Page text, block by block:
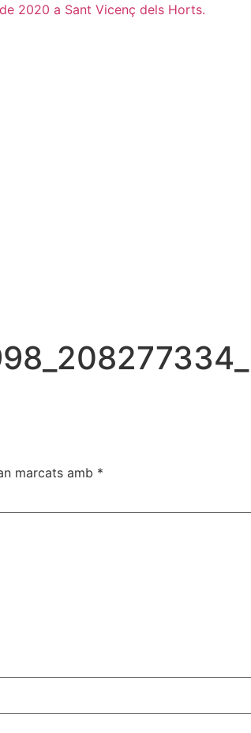
2020 a Sant Vicenç dels Horts.
marcats amb *